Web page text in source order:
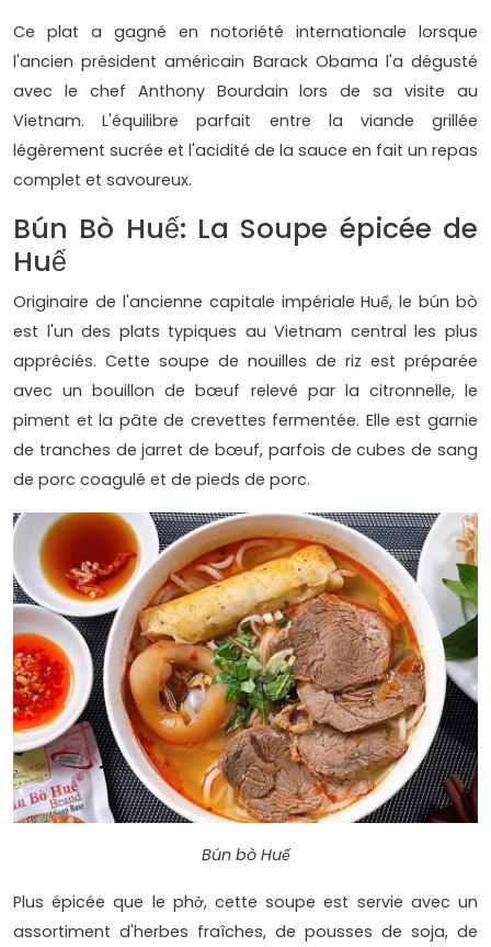
Ce plat a gagné en notoriété internationale lorsque
l'ancien président américain Barack Obama l'a dégusté
avec le chef Anthony Bourdain lors de sa visite au
Vietnam. L'équilibre parfait entre la viande grillée
légèrement sucrée et l'acidité de la sauce en fait un repas
complet et savoureux.
Bún Bò Huế: La Soupe épicée de
Huế
Originaire de l'ancienne capitale impériale Huế, le bún bò
est l'un des plats typiques au Vietnam central les plus
appréciés. Cette soupe de nouilles de riz est préparée
avec un bouillon de bœuf relevé par la citronnelle, le
piment et la pâte de crevettes fermentée. Elle est garnie
de tranches de jarret de bœuf, parfois de cubes de sang
de porc coagulé et de pieds de porc.
Bún bò Huế
Plus épicée que le phở, cette soupe est servie avec un
assortiment d'herbes fraîches, de pousses de soja, de